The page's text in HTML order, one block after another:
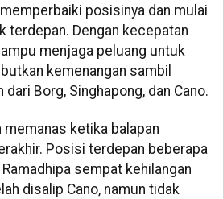
posisinya dan mulai
terdepan. Dengan kecepatan
menjaga peluang untuk
kemenangan sambil
Borg, Singhapong, dan Cano.
ketika balapan
Posisi terdepan beberapa
sempat kehilangan
disalip Cano, namun tidak